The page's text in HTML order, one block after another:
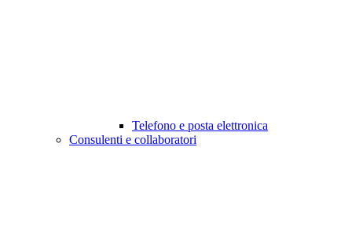
Telefono e posta elettronica
Consulenti e collaboratori